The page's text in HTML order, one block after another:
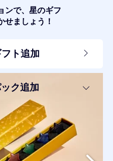
ンで、星のギフ
せましょう！
ト追加
ク追加